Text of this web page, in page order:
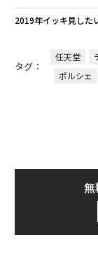
2019年イッキ見した
タグ：
任天堂
ポルシェ